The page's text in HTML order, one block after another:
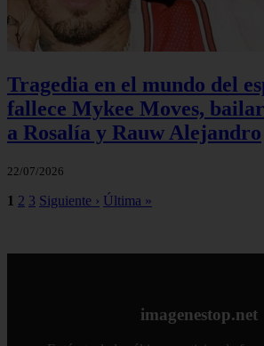
Tragedia en el mundo del
fallece Mykee Moves,
a Rosalía y Rauw Alejandro
22/07/2026
1 2 3 Siguiente › Última »
imagenestop.net